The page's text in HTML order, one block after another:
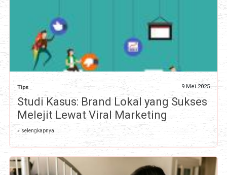
Tips 9 Mei 2025
Studi Kasus: Brand Lokal yang Sukses
Melejit Lewat Viral Marketing
» selengkapnya